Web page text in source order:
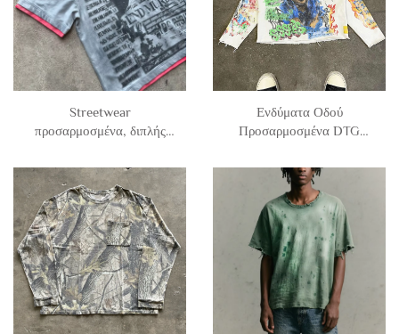
Streetwear
προσαρμοσμένα, διπλής
μανίκια, 100% βαμβακερά,
vintage, με ξιδάνισμα,
μπλουζάκια με boxy fit,
γραφικό t-shirt για άνδρα
Ενδύματα Οδού
Προσαρμοσμένα DTG
280 Gsm Crew Neck
Cropped French Terry
Βαμβακερό Μπλουζάκι Με
Μακριά Μανίκια Γραφικά
T-shirts